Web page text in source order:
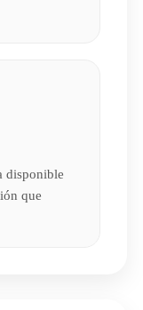
disponible
que